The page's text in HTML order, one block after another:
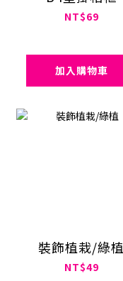
NT$69
加入購物車
裝飾植栽/綠植
NT$49